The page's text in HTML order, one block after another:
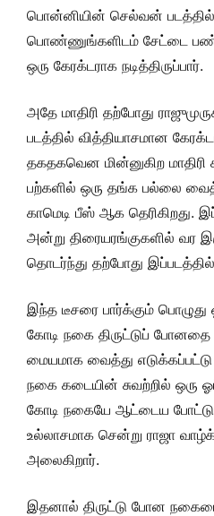
பொன்னியின் செல்வன்
பொண்ணுங்களிடம் சேட்டை
ஒரு கேரக்டராக நடித்திருப்பார்.
அதே மாதிரி தற்போது
படத்தில் வித்தியாசமான
தகதகவென மின்னுகிற
பற்களில் ஒரு தங்க பல்லை
காமெடி பீஸ் ஆக தெரிகிறது.
அன்று திரையரங்குகளில் வர
தொடர்ந்து தற்போது
இந்த டீசரை பார்க்கும்
கோடி நகை திருட்டுப்
மையமாக வைத்து
நகை கடையின் சுவற்றில் ஒரு
கோடி நகையே ஆட்டைய போட்டு
உல்லாசமாக சென்று ராஜா
அலைகிறார்.
இதனால் திருட்டு போன